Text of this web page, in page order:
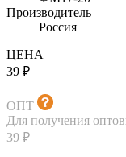
Производитель
Россия
ЦЕНА
39 ₽
ОПТ
Для получения
39 ₽